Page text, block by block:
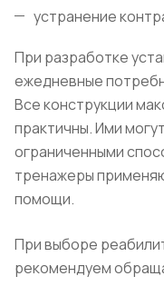
устранение
При разработке
ежедневные
Все конструкции
практичны. Ими
ограниченными
тренажеры
помощи.
При выборе
рекомендуем